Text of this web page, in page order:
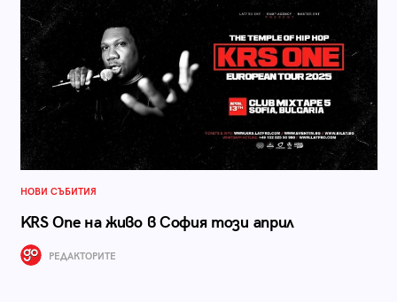
НОВИ СЪБИТИЯ
KRS One на живо в София този април
РЕДАКТОРИТЕ